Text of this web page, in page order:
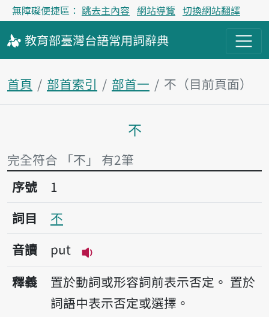
無障礙便捷區： 跳去主內容 網站導覽 切換網站翻譯
教育部臺灣台語常用詞辭典
首頁 部首索引 部首一 不（目前頁面）
主內容區塊
不
完全符合 「不」 有2筆
序號1不
序號
1
詞目
不
音讀
put
播放音讀put
釋義 置於動詞或形容詞前表示否定。 置於
詞語中表示否定或選擇。